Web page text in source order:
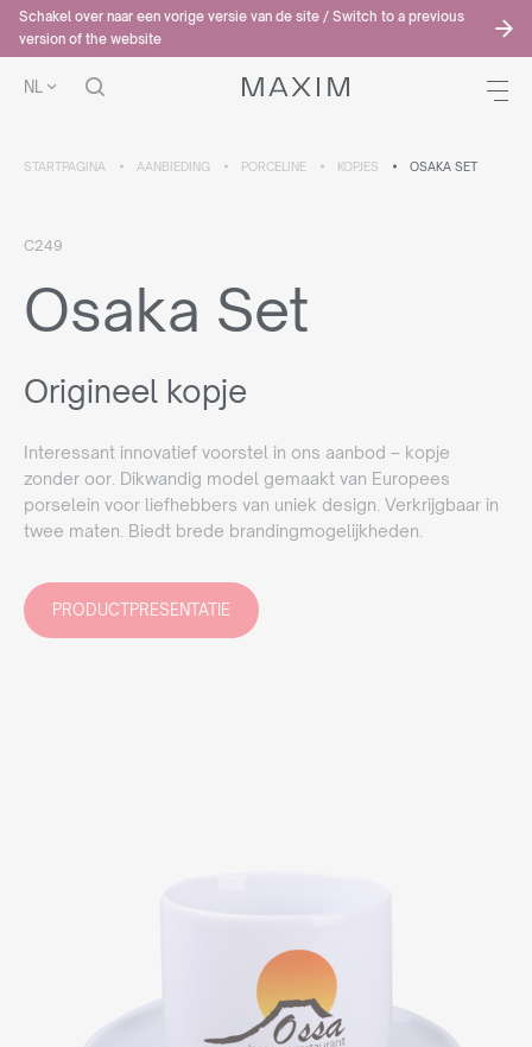
Schakel over naar een vorige versie van de site / Switch to a previous
version of the website
NL
STARTPAGINA AANBIEDING PORCELINE KOPJES OSAKA SET
C249
Osaka Set
Origineel kopje
Interessant innovatief voorstel in ons aanbod – kopje
zonder oor. Dikwandig model gemaakt van Europees
porselein voor liefhebbers van uniek design. Verkrijgbaar in
twee maten. Biedt brede brandingmogelijkheden.
PRODUCTPRESENTATIE